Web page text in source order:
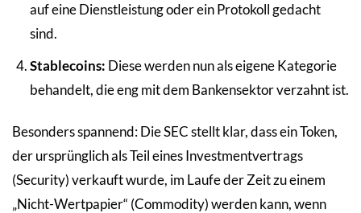
auf eine Dienstleistung oder ein Protokoll gedacht
sind.
Stablecoins: Diese werden nun als eigene Kategorie
behandelt, die eng mit dem Bankensektor verzahnt ist.
Besonders spannend: Die SEC stellt klar, dass ein Token,
der ursprünglich als Teil eines Investmentvertrags
(Security) verkauft wurde, im Laufe der Zeit zu einem
„Nicht-Wertpapier“ (Commodity) werden kann, wenn